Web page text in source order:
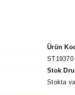
Ürün
ST19370
Stok
Stokta